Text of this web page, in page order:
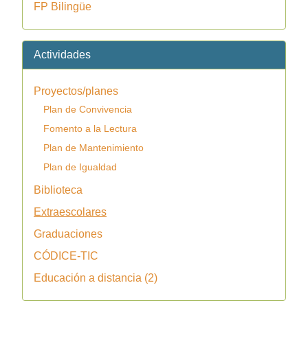
FP Bilingüe
Actividades
Proyectos/planes
Plan de Convivencia
Fomento a la Lectura
Plan de Mantenimiento
Plan de Igualdad
Biblioteca
Extraescolares
Graduaciones
CÓDICE-TIC
Educación a distancia (2)